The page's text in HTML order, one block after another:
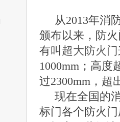
从2013年消防
颁布以来，防
有叫 超大防火门
1000mm；高度
过2300mm，超
现在全国的消
标门各个防火